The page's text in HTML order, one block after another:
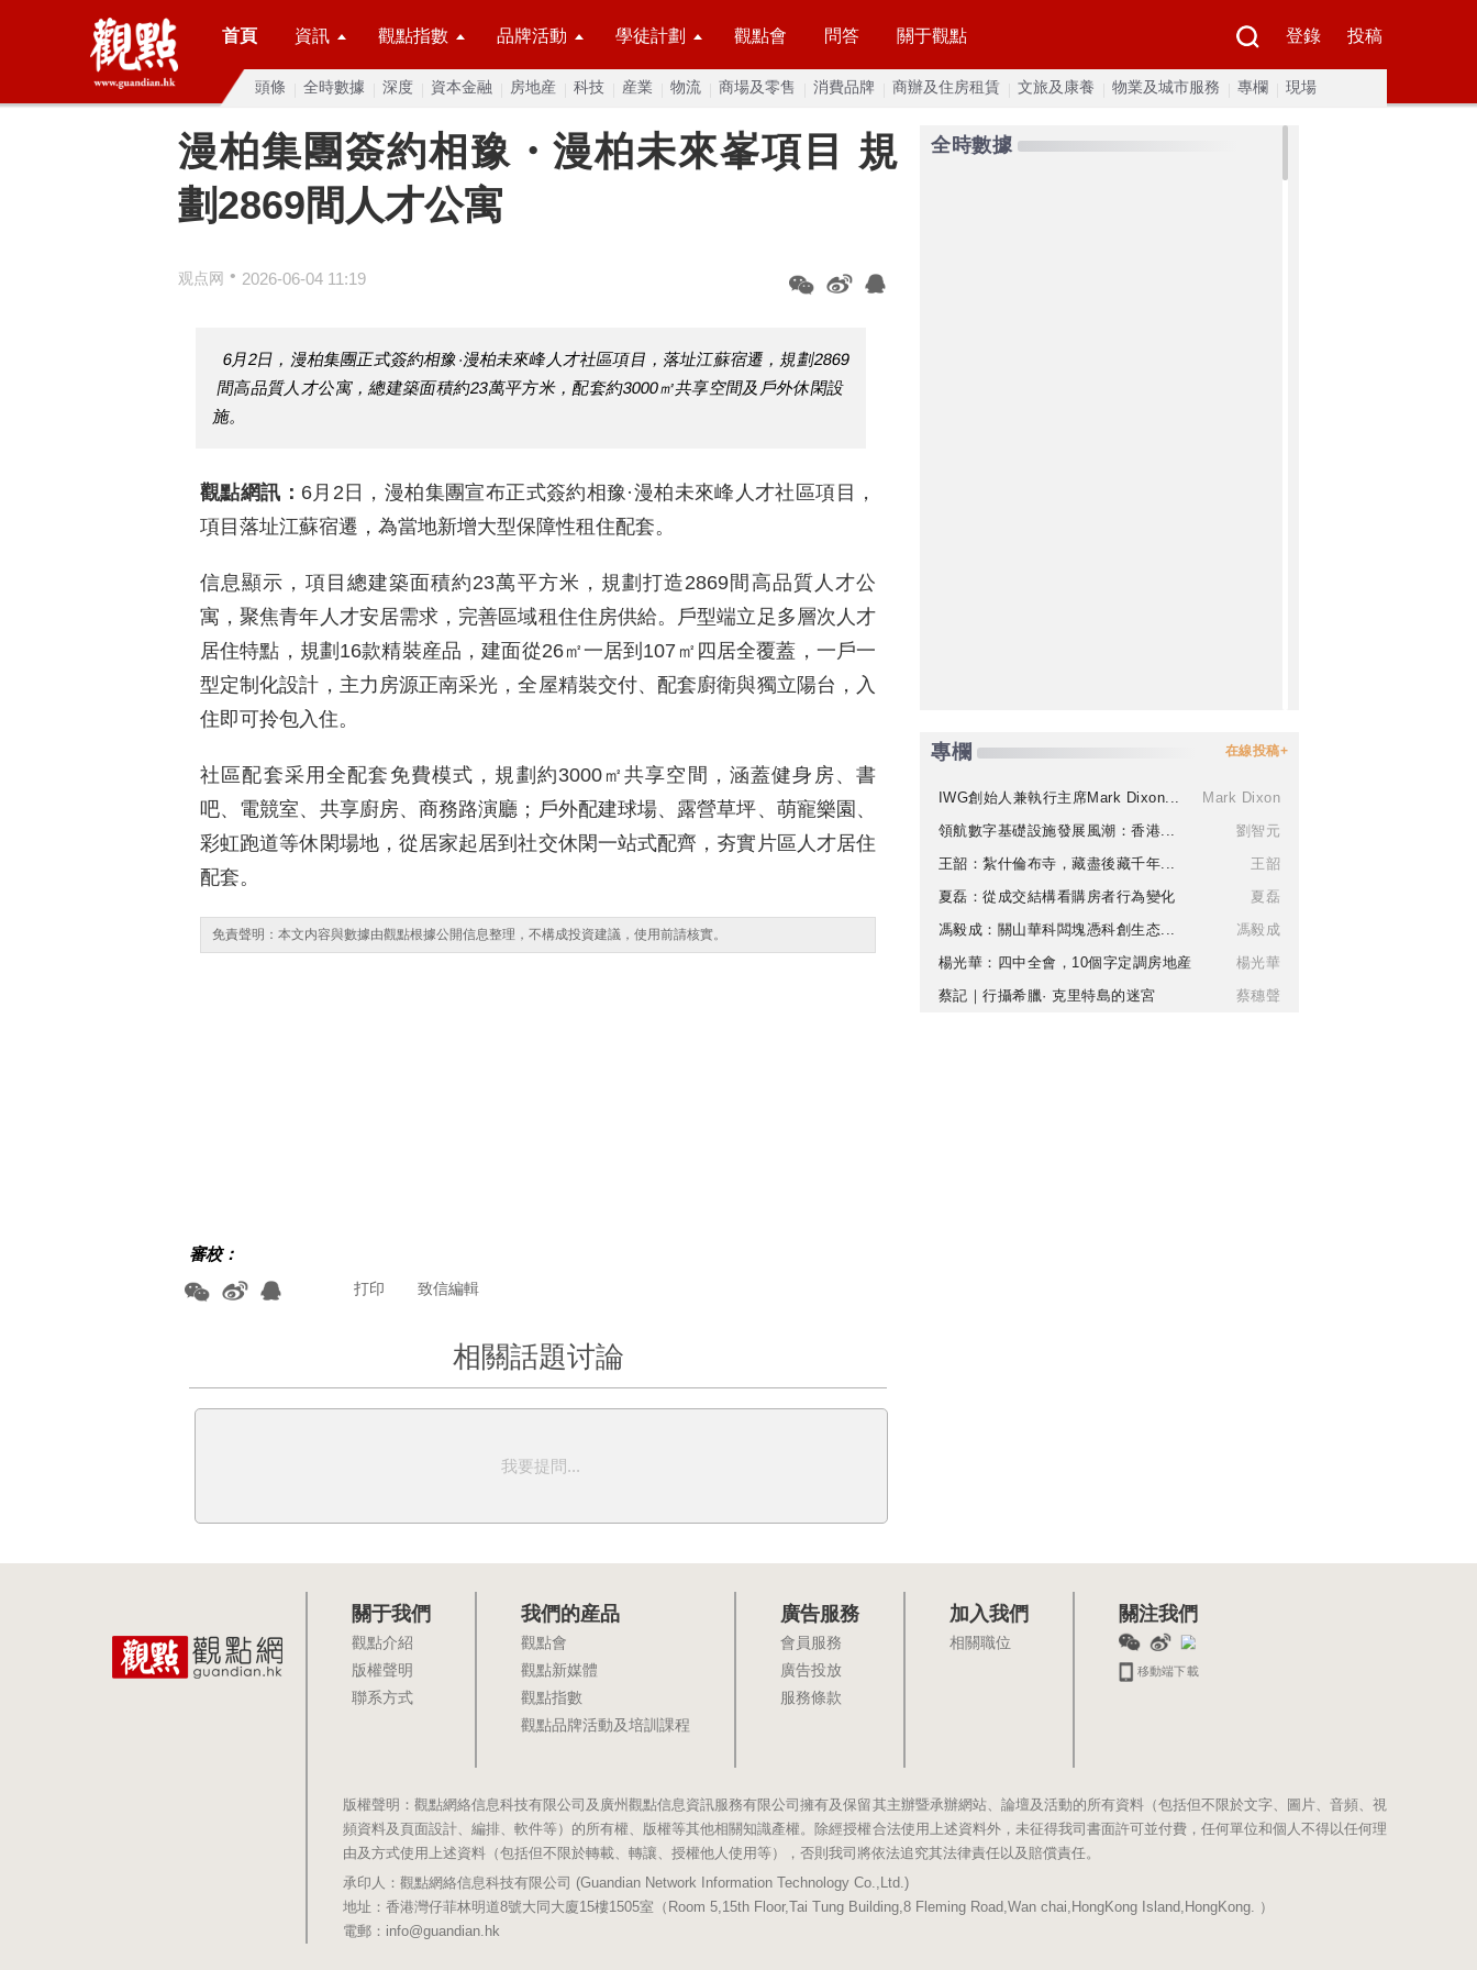
首頁 資訊 觀點指數 品牌活動 學徒計劃 觀點會 問答 關于觀點 登錄 投稿
頭條 全時數據 深度 資本金融 房地産 科技 産業 物流 商場及零售 消費品牌 商辦及住房租賃 文旅及康養 物業及城市服務 專欄 現場
漫柏集團簽約相豫・漫柏未來峯項目 規
劃2869間人才公寓
观点网 • 2026-06-04 11:19
6月2日，漫柏集團正式簽約相豫·漫柏未來峰人才社區項目，落址江蘇宿遷，規劃2869
間高品質人才公寓，總建築面積約23萬平方米，配套約3000㎡共享空間及戶外休閑設
施。
觀點網訊： 6月2日，漫柏集團宣布正式簽約相豫·漫柏未來峰人才社區項目，
項目落址江蘇宿遷，為當地新增大型保障性租住配套。
信息顯示，項目總建築面積約23萬平方米，規劃打造2869間高品質人才公
寓，聚焦青年人才安居需求，完善區域租住住房供給。戶型端立足多層次人才
居住特點，規劃16款精裝産品，建面從26㎡一居到107㎡四居全覆蓋，一戶一
型定制化設計，主力房源正南采光，全屋精裝交付、配套廚衛與獨立陽台，入
住即可拎包入住。
社區配套采用全配套免費模式，規劃約3000㎡共享空間，涵蓋健身房、書
吧、電競室、共享廚房、商務路演廳；戶外配建球場、露營草坪、萌寵樂園、
彩虹跑道等休閑場地，從居家起居到社交休閑一站式配齊，夯實片區人才居住
配套。
免責聲明：本文内容與數據由觀點根據公開信息整理，不構成投資建議，使用前請核實。
審校：
致信編輯
打印
相關話題讨論
我要提問...
全時數據
專欄 在線投稿+
IWG創始人兼執行主席Mark Dixon...
Mark Dixon
領航數字基礎設施發展風潮：香港...
劉智元
王韶：紮什倫布寺，藏盡後藏千年...
王韶
夏磊：從成交結構看購房者行為變化
夏磊
馮毅成：關山華科闆塊憑科創生态...
馮毅成
楊光華：四中全會，10個字定調房地産
楊光華
蔡記｜行攝希臘· 克里特島的迷宮
蔡穗聲
關于我們
觀點介紹
版權聲明
聯系方式
我們的産品
觀點會
觀點新媒體
觀點指數
觀點品牌活動及培訓課程
廣告服務
會員服務
廣告投放
服務條款
加入我們
相關職位
關注我們
移動端下載
版權聲明：觀點網絡信息科技有限公司及廣州觀點信息資訊服務有限公司擁有及保留其主辦暨承辦網站、論壇及活動的所有資料（包括但不限於文字、圖片、音頻、視
頻資料及頁面設計、編排、軟件等）的所有權、版權等其他相關知識產權。除經授權合法使用上述資料外，未征得我司書面許可並付費，任何單位和個人不得以任何理
由及方式使用上述資料（包括但不限於轉載、轉讓、授權他人使用等），否則我司將依法追究其法律責任以及賠償責任。
承印人：觀點網絡信息科技有限公司 (Guandian Network Information Technology Co.,Ltd.)
地址：香港灣仔菲林明道8號大同大廈15樓1505室（Room 5,15th Floor,Tai Tung Building,8 Fleming Road,Wan chai,HongKong Island,HongKong. ）
電郵：info@guandian.hk